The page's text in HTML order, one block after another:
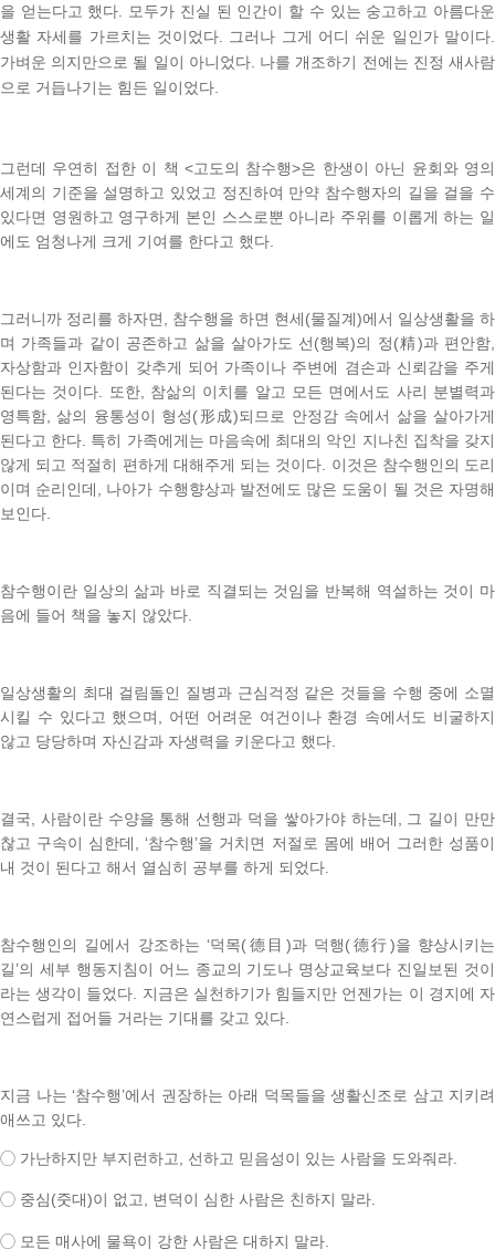
을 얻는다고 했다
모두가 진실 된 인간이 할 수 있는 숭고하고 아름다운
생활 자세를 가르치는 것이었다
그러나 그게 어디 쉬운 일인가 말이다
가벼운 의지만으로 될 일이 아니었다. 나를 개조하기 전에는 진정 새사람
으로 거듭나기는 힘든 일이었다
그런데 우연히 접한 이 책 <고도의 참수행>은 한생이 아닌 윤회와 영의
세계의 기준을 설명하고 있었고 정진하여 만약 참수행자의 길을 걸을 수
있다면 영원하고 영구하게 본인 스스로뿐 아니라 주위를 이롭게 하는 일
에도 엄청나게 크게 기여를 한다고 했다
그러니까 정리를 하자면 참수행을 하면 현세(물질계)에서 일상생활을 하
며 가족들과 같이 공존하고 삶을 살아가도 선(행복)의 정(精)과 편안함
자상함과 인자함이 갖추게 되어 가족이나 주변에 겸손과 신뢰감을 주게
된다는 것이다
또한, 참삶의 이치를 알고 모든 면에서도 사리 분별력과
영특함 ,삶의 융통성이 형성(形成)되므로 안정감 속에서 삶을 살아가게
된다고 한다 특히 가족에게는 마음속에 최대의 악인 지나친 집착을 갖지
않게 되고 적절히 편하게 대해주게 되는 것이다
이것은 참수행인의 도리
이며 순리인데
나아가 수행향상과 발전에도 많은 도움이 될 것은 자명해
보인다
참수행이란 일상의 삶과 바로 직결되는 것임을 반복해 역설하는 것이 마
음에 들어 책을 놓지 않았다
일상생활의 최대 걸림돌인 질병과 근심걱정 같은 것들을 수행 중에 소멸
시킬 수 있다고 했으며
어떤 어려운 여건이나 환경 속에서도 비굴하지
않고 당당하며 자신감과 자생력을 키운다고 했다
결국, 사람이란 수양을 통해 선행과 덕을 쌓아가야 하는데
그 길이 만만
찮고 구속이 심한데
, ‘참수행’을 거치면 저절로 몸에 배어 그러한 성품이
내 것이 된다고 해서 열심히 공부를 하게 되었다
참수행인의 길에서 강조하는 ‘덕목(德目 )과 덕행(德行)을 향상시키는
길’의 세부 행동지침이 어느 종교의 기도나 명상교육보다 진일보된 것이
라는 생각이 들었다
지금은 실천하기가 힘들지만 언젠가는 이 경지에 자
연스럽게 접어들 거라는 기대를 갖고 있다
지금 나는 ‘참수행’에서 권장하는 아래 덕목들을 생활신조로 삼고 지키려
애쓰고 있다
◯ 가난하지만 부지런하고 선하고 믿음성이 있는 사람을 도와줘라
◯ 중심(줏대)이 없고 변덕이 심한 사람은 친하지 말라
◯ 모든 매사에 물욕이 강한 사람은 대하지 말라